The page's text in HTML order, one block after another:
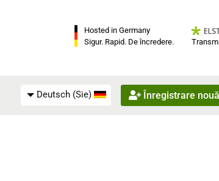
Hosted in Germany
Sigur. Rapid. De încredere.
Deutsch (Sie) Înregistrare nouă